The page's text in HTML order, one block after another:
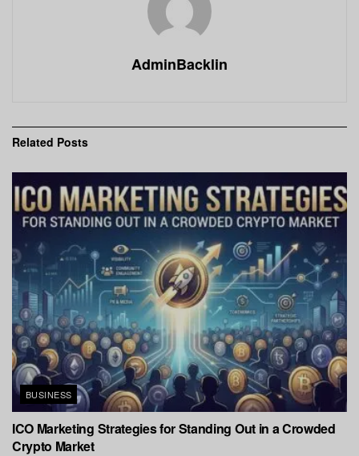
AdminBacklin
Related Posts
BUSINESS
ICO Marketing Strategies for Standing Out in a Crowded
Crypto Market